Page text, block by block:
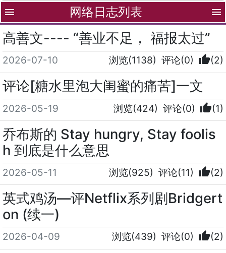
menu 网络日志列表 menu
高善文---- “善业不足， 福报太过”
2026-07-10 浏览(1138) 评论(0) thumb_up(2)
评论[糖水里泡大闺蜜的痛苦]一文
2026-05-19 浏览(424) 评论(0) thumb_up(1)
乔布斯的 Stay hungry, Stay foolis
h 到底是什么意思
2026-05-11 浏览(925) 评论(11) thumb_up(2)
英式鸡汤—评Netflix系列剧Bridgert
on (续一)
2026-04-09 浏览(439) 评论(0) thumb_up(2)